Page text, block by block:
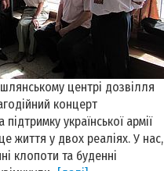
центрі дозвілля
концерт
підтримку української армії
життя у двох реаліях. У нас,
клопоти та буденні